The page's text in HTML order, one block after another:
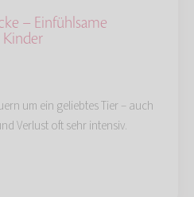
– Einfühlsame
um ein geliebtes Tier – auch
Verlust oft sehr intensiv.